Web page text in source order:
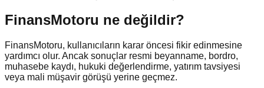
FinansMotoru ne değildir?
FinansMotoru, kullanıcıların karar öncesi fikir edinmesine
yardımcı olur. Ancak sonuçlar resmi beyanname, bordro,
muhasebe kaydı, hukuki değerlendirme, yatırım tavsiyesi
veya mali müşavir görüşü yerine geçmez.